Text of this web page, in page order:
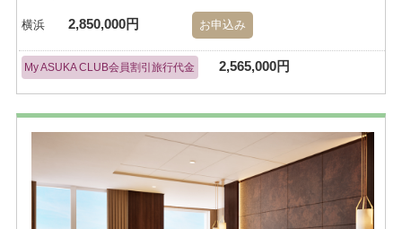
横浜 2,850,000円 お申込み
My ASUKA CLUB会員割引旅行代金 2,565,000円